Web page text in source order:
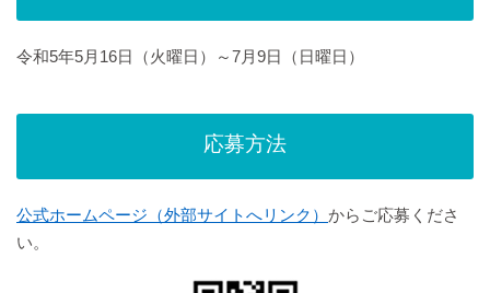
令和5年5月16日（火曜日）～7月9日（日曜日）
応募方法
公式ホームページ（外部サイトへリンク） からご応募くださ
い。